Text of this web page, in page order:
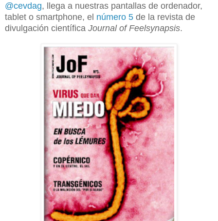
@cevdag, llega a nuestras pantallas de ordenador,
tablet o smartphone, el número 5 de la revista de
divulgación científica Journal of Feelsynapsis.